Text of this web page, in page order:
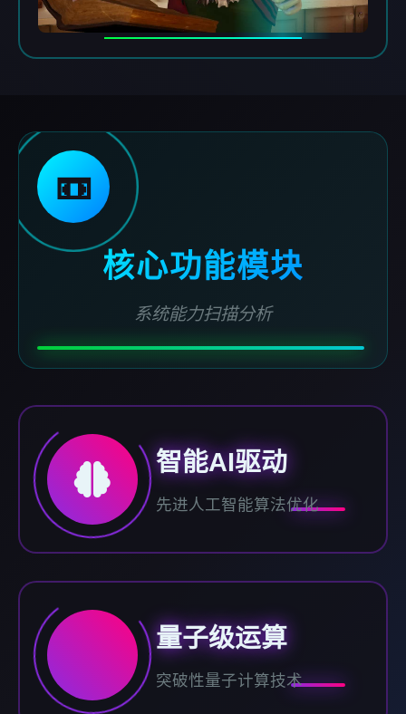
📼
核心功能模块
系统能力扫描分析
智能AI驱动
先进人工智能算法优化
量子级运算
突破性量子计算技术